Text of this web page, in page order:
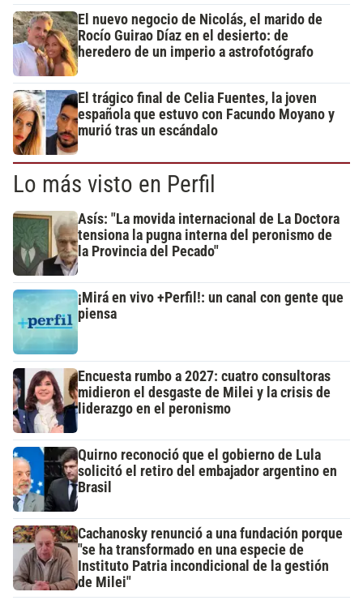
El nuevo negocio de Nicolás, el marido de
Rocío Guirao Díaz en el desierto: de
heredero de un imperio a astrofotógrafo
El trágico final de Celia Fuentes, la joven
española que estuvo con Facundo Moyano y
murió tras un escándalo
Lo más visto en Perfil
Asís: "La movida internacional de La Doctora
tensiona la pugna interna del peronismo de
la Provincia del Pecado"
¡Mirá en vivo +Perfil!: un canal con gente que
piensa
Encuesta rumbo a 2027: cuatro consultoras
midieron el desgaste de Milei y la crisis de
liderazgo en el peronismo
Quirno reconoció que el gobierno de Lula
solicitó el retiro del embajador argentino en
Brasil
Cachanosky renunció a una fundación porque
"se ha transformado en una especie de
Instituto Patria incondicional de la gestión
de Milei"